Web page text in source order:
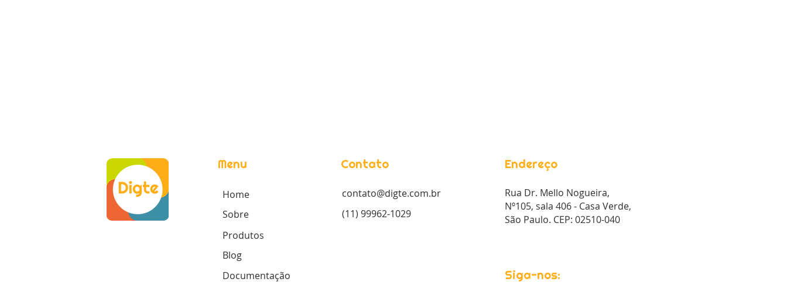
Menu
Home
Sobre
Produtos
Blog
Documentação
Contato
contato@digte.com.br
(11) 99962-1029
Endereço
Rua Dr. Mello Nogueira,
Nº105, sala 406 - Casa Verde,
São Paulo. CEP: 02510-040
Siga-nos: